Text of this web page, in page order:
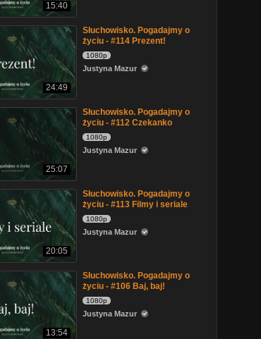
15:40
24:49
Słuchowisko. Pogadajmy o
życiu - #114 Prezent!
1080p
Justyna Mazur
25:07
Słuchowisko. Pogadajmy o
życiu - #112 Czekanko
1080p
Justyna Mazur
20:05
Słuchowisko. Pogadajmy o
życiu - #113 Filmy i seriale
1080p
Justyna Mazur
13:54
Słuchowisko. Pogadajmy o
życiu - #106 Baj, baj!
1080p
Justyna Mazur